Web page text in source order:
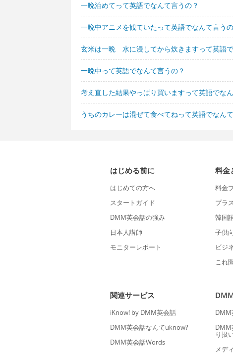
一晩泊めてって英語でなんて言うの？
一晩中アニメを観ていたって英語でなんて言う
玄米は一晩 水に浸してから炊きますって英語
一晩中って英語でなんて言うの？
考え直した結果やっぱり買いますって英語でな
うちのカレーは混ぜて食べてねって英語でなん
はじめる前に
はじめての方へ
スタートガイド
DMM英会話の強み
日本人講師
モニターレポート
料金
料金
プラ
韓国
子供
ビジ
これ
関連サービス
iKnow! by DMM英会話
DMM英会話なんてuknow?
DMM英会話Words
DMM
DMM
り扱
メデ